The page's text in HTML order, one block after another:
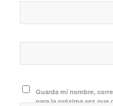
Guarda mi nombre,
para la próxima vez que